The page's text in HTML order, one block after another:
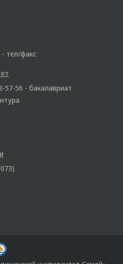
- тел/факс
57-56 - бакалавриат